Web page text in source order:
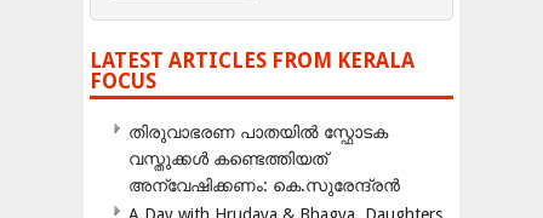
LATEST ARTICLES FROM KERALA
FOCUS
തിരുവാഭരണ പാതയിൽ സ്ഫോടക
വസ്തുക്കൾ കണ്ടെത്തിയത്
അന്വേഷിക്കണം: കെ.സുരേന്ദ്രൻ